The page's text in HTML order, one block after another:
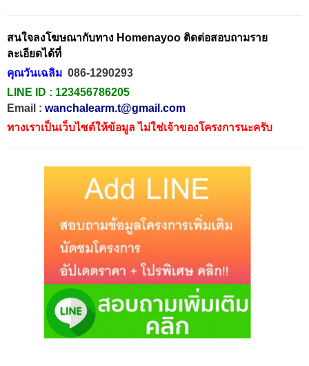
สนใจลงโฆษณากับทาง Homenayoo ติดต่อสอบถามราย
ละเอียดได้ที่
คุณวันเฉลิม 086-1290293
LINE ID : 123456786205
Email : wanchalearm.t@gmail.com
ทางเราเป็นเว็บไซต์ให้ข้อมูล ไม่ใช่เจ้าของโครงการนะครับ